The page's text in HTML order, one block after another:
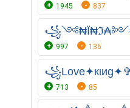
1945 837
997 136
713 85